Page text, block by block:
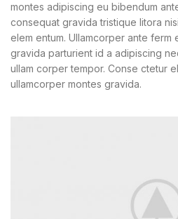
montes adipiscing eu bibendum
consequat gravida tristique litora
elem entum. Ullamcorper ante ferm
gravida parturient id a adipiscing
ullam corper tempor. Conse ctetur
ullamcorper montes gravida.